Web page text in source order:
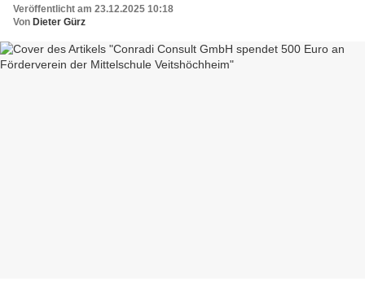
Veröffentlicht am 23.12.2025 10:18
Von Dieter Gürz